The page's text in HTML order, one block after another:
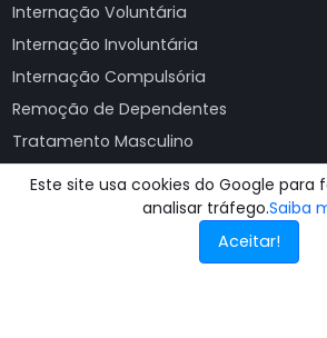
Internação Voluntária
Internação Involuntária
Internação Compulsória
Remoção de Dependentes
Tratamento Masculino
Tratamento Feminino
Ver todas as clínicas
Este site usa cookies do Google para
analisar tráfego.Saiba
Aceitar!